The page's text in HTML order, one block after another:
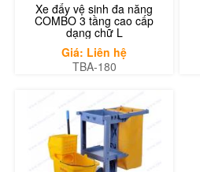
Xe đẩy vệ sinh đa năng
COMBO 3 tầng cao cấp
dạng chữ L
Giá: Liên hệ
TBA-180